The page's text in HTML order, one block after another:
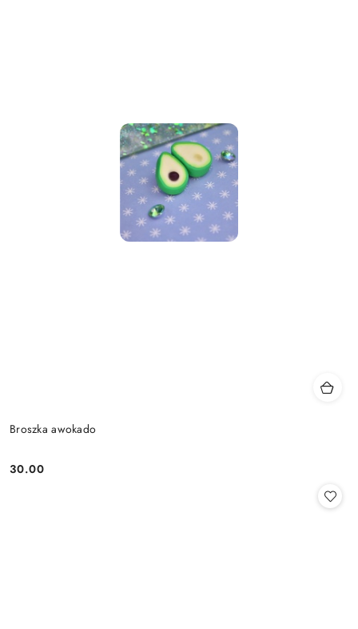
Broszka awokado
Cena:
30.00